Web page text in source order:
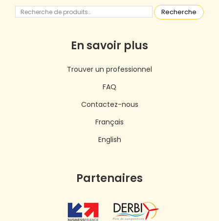
Recherche
En savoir plus
Trouver un professionnel
FAQ
Contactez-nous
Français
English
Partenaires